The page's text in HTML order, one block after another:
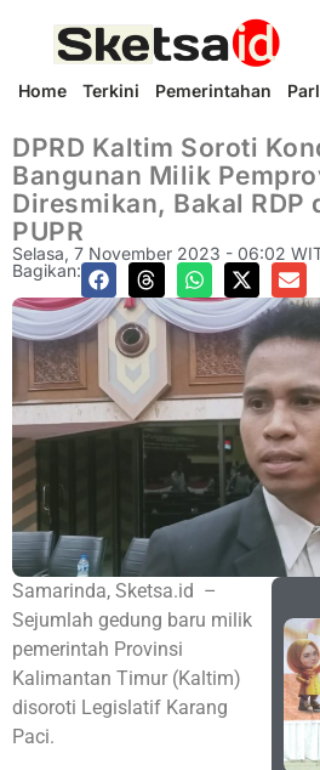
Home Terkini Pemerintahan
DPRD Kaltim Soroti
Bangunan Milik
Diresmikan, Bakal RDP
PUPR
Selasa, 7 November 2023 - 06:02
Bagikan:
Samarinda, Sketsa.id –
Sejumlah gedung baru milik
pemerintah Provinsi
Kalimantan Timur (Kaltim)
disoroti Legislatif Karang
Paci.